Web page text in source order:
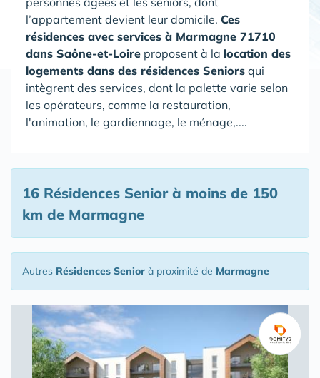
l’appartement devient leur domicile. Ces
résidences avec services à Marmagne 71710
dans Saône-et-Loire proposent à la location des
logements dans des résidences Seniors qui
intègrent des services, dont la palette varie selon
les opérateurs, comme la restauration,
l'animation, le gardiennage, le ménage,....
16 Résidences Seniorà moins de 150
km de Marmagne
Autres Résidences Senior à proximité de Marmagne